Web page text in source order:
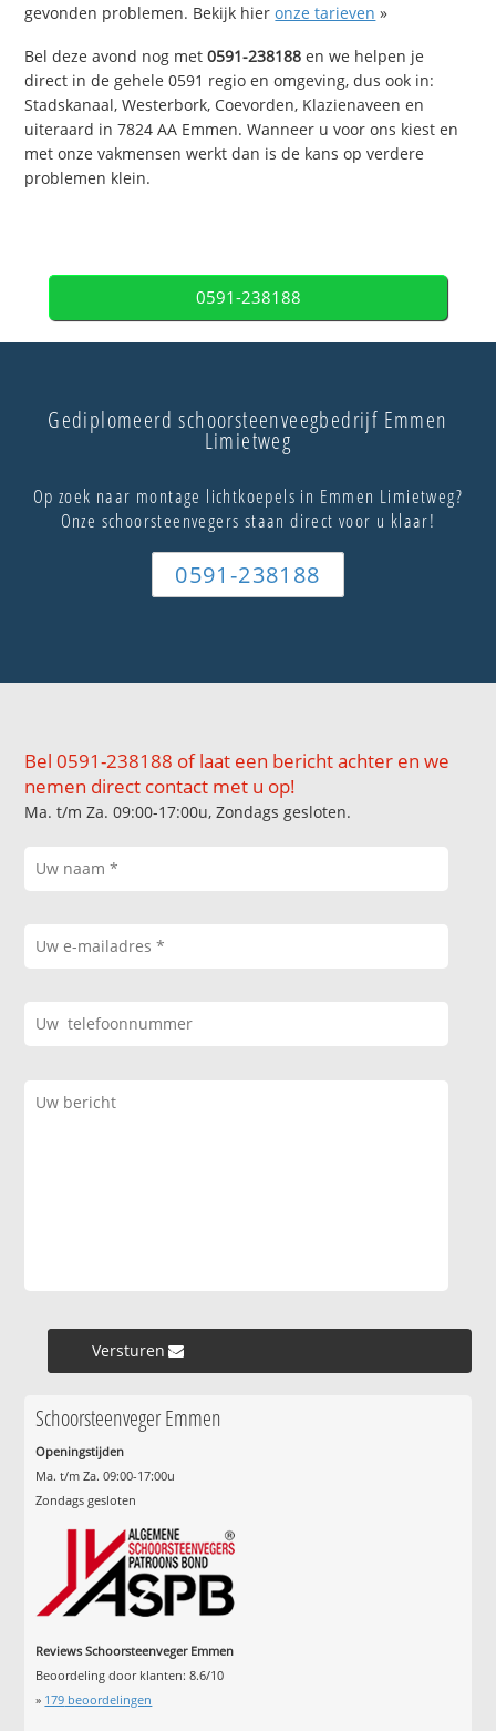
gevonden problemen. Bekijk hieronze tarieven »
Bel deze avond nog met0591-238188 en we helpen je
direct in de gehele 0591 regio en omgeving, dus ook in:
Stadskanaal, Westerbork, Coevorden, Klazienaveen en
uiteraard in 7824 AA Emmen. Wanneer u voor ons kiest en
met onze vakmensen werkt dan is de kans op verdere
problemen klein.
0591-238188
Gediplomeerd schoorsteenveegbedrijf Emmen
Limietweg
Op zoek naar montage lichtkoepels in Emmen Limietweg?
Onze schoorsteenvegers staan direct voor u klaar!
0591-238188
Bel 0591-238188 of laat een bericht achter en we
nemen direct contact met u op!
Ma. t/m Za. 09:00-17:00u, Zondags gesloten.
Versturen »
Schoorsteenveger Emmen
Openingstijden
Ma. t/m Za. 09:00-17:00u
Zondags gesloten
Reviews Schoorsteenveger Emmen
Beoordeling door klanten:8.6/10
» 179 beoordelingen